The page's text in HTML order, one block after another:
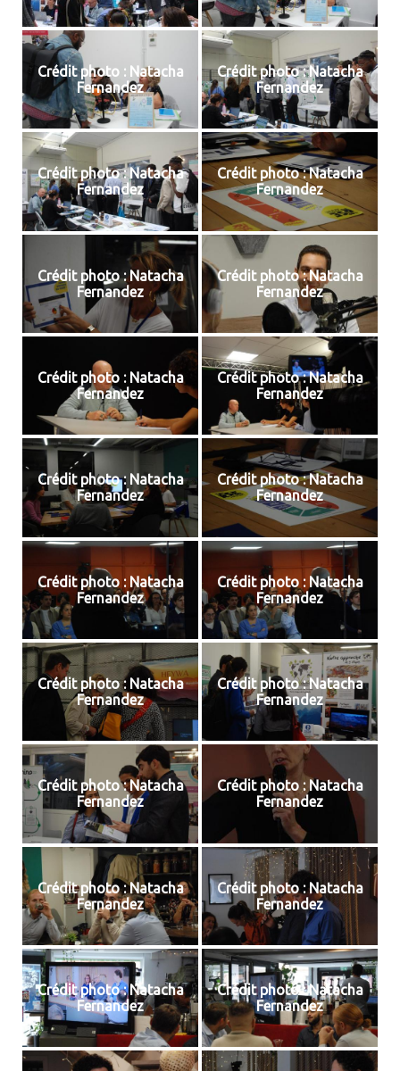
Crédit photo : Natacha
Fernandez
Crédit photo : Natacha
Fernandez
Crédit photo : Natacha
Fernandez
Crédit photo : Natacha
Fernandez
Crédit photo : Natacha
Fernandez
Crédit photo : Natacha
Fernandez
Crédit photo : Natacha
Fernandez
Crédit photo : Natacha
Fernandez
Crédit photo : Natacha
Fernandez
Crédit photo : Natacha
Fernandez
Crédit photo : Natacha
Fernandez
Crédit photo : Natacha
Fernandez
Crédit photo : Natacha
Fernandez
Crédit photo : Natacha
Fernandez
Crédit photo : Natacha
Fernandez
Crédit photo : Natacha
Fernandez
Crédit photo : Natacha
Fernandez
Crédit photo : Natacha
Fernandez
Crédit photo : Natacha
Fernandez
Crédit photo : Natacha
Fernandez